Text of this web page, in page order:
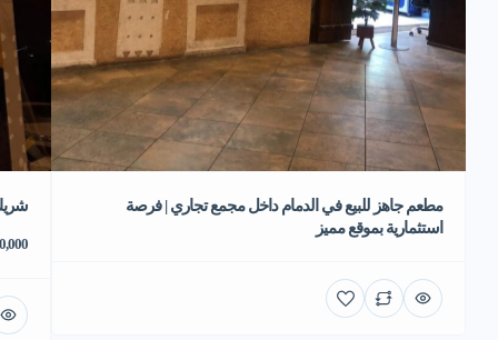
مطعم جاهز للبيع في الدمام داخل مجمع تجاري | فرصة
استثمارية بموقع مميز
70,000